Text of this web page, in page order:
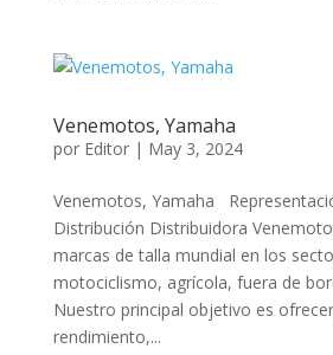
Venemotos, Yamaha
por Editor| May 3, 2024
Venemotos, Yamaha
Distribución Distribuidora
marcas de talla mundial en los
motociclismo, agrícola, fuera de
Nuestro principal objetivo es
rendimiento,...